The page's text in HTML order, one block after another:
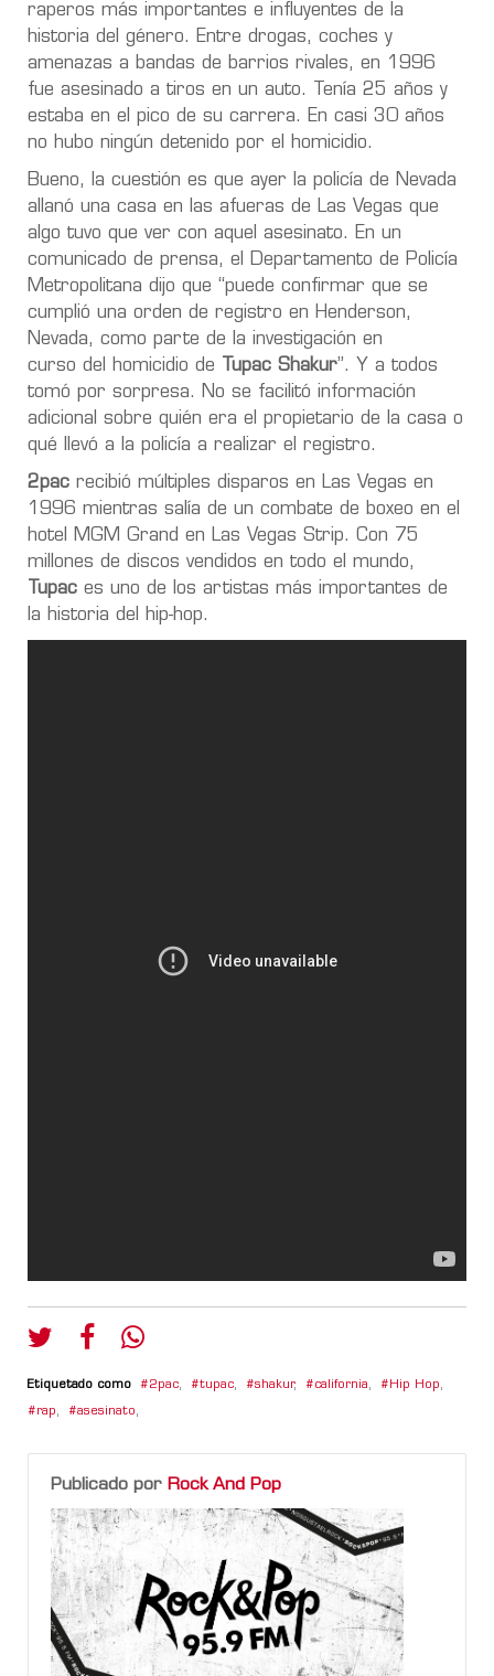
raperos más importantes e influyentes de la
historia del género. Entre drogas, coches y
amenazas a bandas de barrios rivales, en 1996
fue asesinado a tiros en un auto. Tenía 25 años y
estaba en el pico de su carrera. En casi 30 años
no hubo ningún detenido por el homicidio.
Bueno, la cuestión es que ayer la policía de Nevada
allanó una casa en las afueras de Las Vegas que
algo tuvo que ver con aquel asesinato. En un
comunicado de prensa, el Departamento de Policía
Metropolitana dijo que “puede confirmar que se
cumplió una orden de registro en Henderson,
Nevada, como parte de la investigación en
curso del homicidio de Tupac Shakur”. Y a todos
tomó por sorpresa. No se facilitó información
adicional sobre quién era el propietario de la casa o
qué llevó a la policía a realizar el registro.
2pac recibió múltiples disparos en Las Vegas en
1996 mientras salía de un combate de boxeo en el
hotel MGM Grand en Las Vegas Strip. Con 75
millones de discos vendidos en todo el mundo,
Tupac es uno de los artistas más importantes de
la historia del hip-hop.
Etiquetado como 2pac, tupac, shakur, california, Hip Hop,
rap, asesinato,
Publicado por Rock And Pop